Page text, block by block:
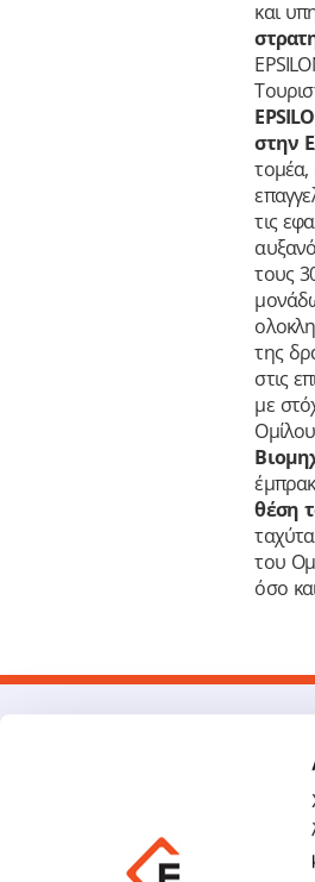
και
στην
τομέα,
τις
τους
της
στις
με
θέση
του
όσο